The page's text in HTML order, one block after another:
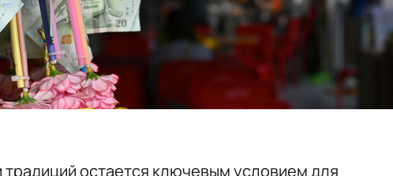
остается ключевым условием для